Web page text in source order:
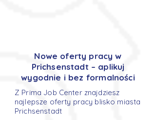
Nowe oferty pracy w
Prichsenstadt – aplikuj
wygodnie i bez formalności
Z Prima Job Center znajdziesz
najlepsze oferty pracy blisko miasta
Prichsenstadt